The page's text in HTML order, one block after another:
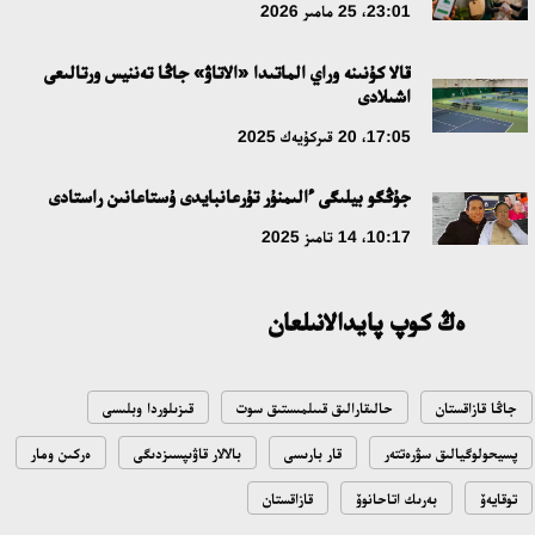
مەملەكەت باسشىسى كوبەيتۇز كولىنىڭ جاي-كۇيىنە نازار اۋداردى
التىن وردا تاريحىن وقىتۋدىڭ يننوۆاسيالىق تاسىلدەرى ەنگىزىلەدى
قازاقستان ۇقك: ۋاقىت سىن-قاتەرلەرى جانە ۇلتتىق مۇددەنى قورعاۋ
«تازا قازاقستان» اياسىندا شالكودەدە 7 تونناعا جۋىق قوقىس
جينالدى: رايىمبەك اۋدانىنداعى ەتنوفەستيۆال ەكولوگيالىق
مادەنيەتتىڭ ۇلگىسىن كورسەتتى
17:01، 12 شىلدە 2026
23:01، 25 مامىر 2026
قالا كۇنىنە وراي الماتىدا «الاتاۋ» جاڭا تەننيس ورتالىعى
اشىلادى
17:05، 20 قىركۇيەك 2025
جۇڭگو بيلىگى ءالىمنۇر تۇرعانبايدى ۇستاعانىن راستادى
10:17، 14 تامىز 2025
ەڭ كوپ پايدالانىلعان
جاڭا قازاقستان حالىقارالىق قىىلمىستىق سوت قىزىلوردا وبلىسى
پسيحولوگيالىق سۋرەتتەر قار بارىسى بالالار قاۋىپسىزدىگى ەركىن ومار
توقايەۆ بەرىك اتاحانوۆ قازاقستان